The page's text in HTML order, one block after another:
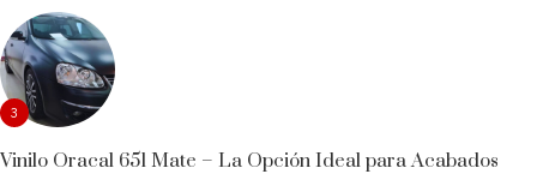
3
Vinilo Oracal 651 Mate – La Opción Ideal para Acabados